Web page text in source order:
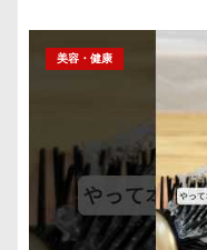
美容・健康